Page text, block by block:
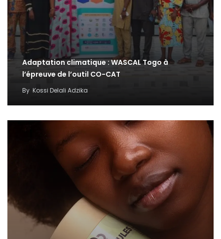
Adaptation climatique : WASCAL Togo à
l’épreuve de l’outil CO-CAT
By Kossi Delali Adzika